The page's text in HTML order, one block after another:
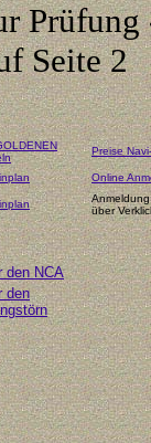
auf
Preise
Online
über
den NCA
den